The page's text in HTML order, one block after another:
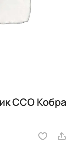
ССО Кобра